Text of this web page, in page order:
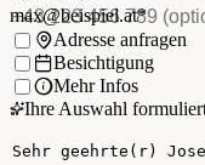
max@beispiel.at*
Telefon(optional)
Ich möchte:Adresse anfragen
Besichtigung
Mehr Infos
Ihre Auswahl
Ihre Nachricht